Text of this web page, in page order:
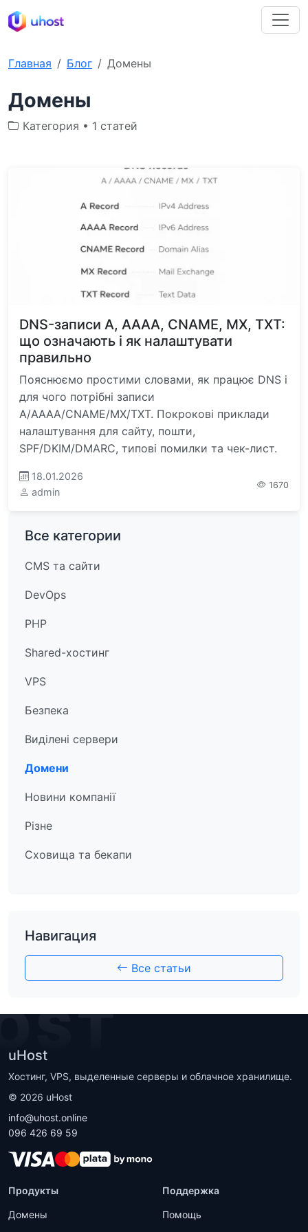
Главная Блог Домены
Домены
Категория • 1 статей
DNS-записи A, AAAA, CNAME, MX, TXT:
що означають і як налаштувати
правильно
Пояснюємо простими словами, як працює DNS і
для чого потрібні записи
A/AAAA/CNAME/MX/TXT. Покрокові приклади
налаштування для сайту, пошти,
SPF/DKIM/DMARC, типові помилки та чек-лист.
18.01.2026
admin
1670
Все категории
CMS та сайти
DevOps
PHP
Shared-хостинг
VPS
Безпека
Виділені сервери
Домени
Новини компанії
Різне
Сховища та бекапи
Навигация
Все статьи
uHost
Хостинг, VPS, выделенные серверы и облачное хранилище.
© 2026 uHost
info@uhost.online
096 426 69 59
Продукты
Домены
Поддержка
Помощь